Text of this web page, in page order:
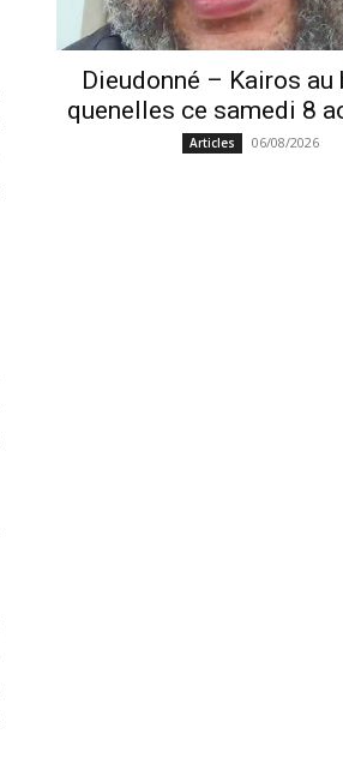
Dieudonné – Kairos au
quenelles ce samedi 8
Articles 06/08/2026